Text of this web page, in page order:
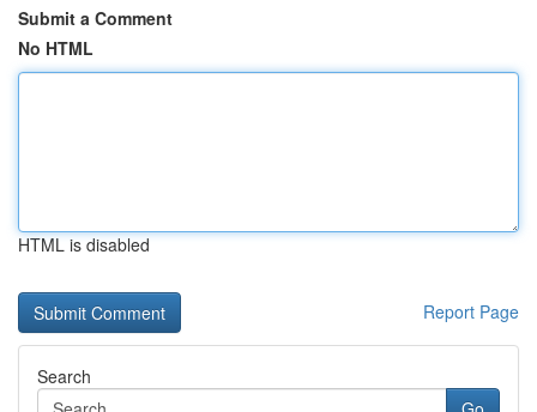
Submit a Comment
No HTML
HTML is disabled
Report Page
Search